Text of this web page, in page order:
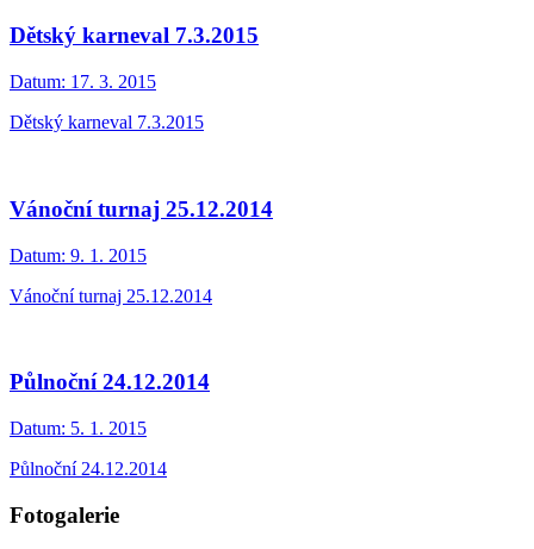
Dětský karneval 7.3.2015
Datum: 17. 3. 2015
Dětský karneval 7.3.2015
Vánoční turnaj 25.12.2014
Datum: 9. 1. 2015
Vánoční turnaj 25.12.2014
Půlnoční 24.12.2014
Datum: 5. 1. 2015
Půlnoční 24.12.2014
Fotogalerie